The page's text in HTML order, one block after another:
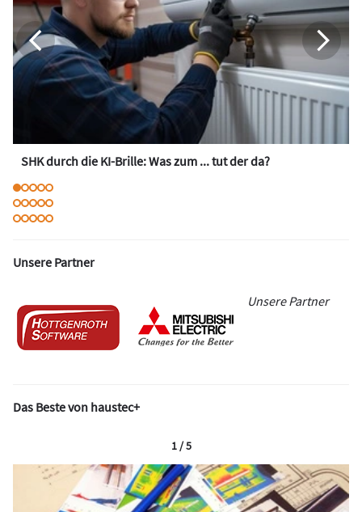
SHK durch die KI-Brille: Was zum ... tut der da?
Unsere Partner
Unsere Partner
Das Beste von haustec+
1 / 5